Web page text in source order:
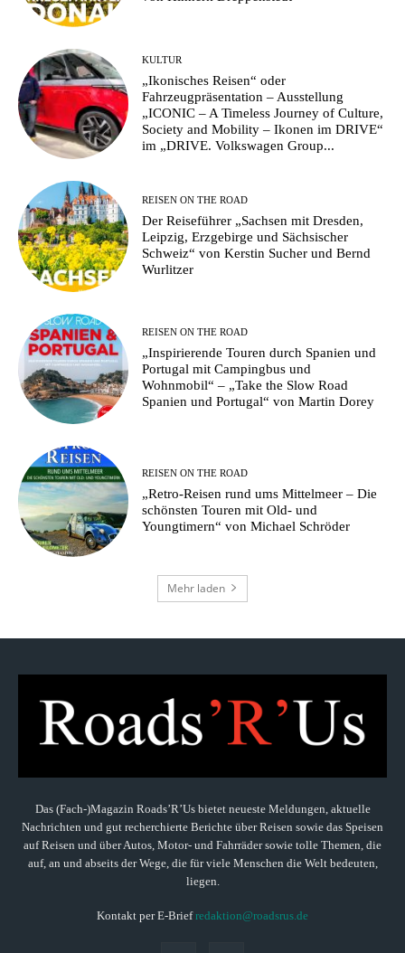
KULTUR
„Ikonisches Reisen“ oder
Fahrzeugpräsentation – Ausstellung
„ICONIC – A Timeless Journey of Culture,
Society and Mobility – Ikonen im DRIVE“
im „DRIVE. Volkswagen Group...
REISEN ON THE ROAD
Der Reiseführer „Sachsen mit Dresden,
Leipzig, Erzgebirge und Sächsischer
Schweiz“ von Kerstin Sucher und Bernd
Wurlitzer
REISEN ON THE ROAD
„Inspirierende Touren durch Spanien und
Portugal mit Campingbus und
Wohnmobil“ – „Take the Slow Road
Spanien und Portugal“ von Martin Dorey
REISEN ON THE ROAD
„Retro-Reisen rund ums Mittelmeer – Die
schönsten Touren mit Old- und
Youngtimern“ von Michael Schröder
Mehr laden
Das (Fach-)Magazin Roads’R’Us bietet neueste Meldungen, aktuelle
Nachrichten und gut recherchierte Berichte über Reisen sowie das Speisen
auf Reisen und über Autos, Motor- und Fahrräder sowie tolle Themen, die
auf, an und abseits der Wege, die für viele Menschen die Welt bedeuten,
liegen.
Kontakt per E-Briefredaktion@roadsrus.de